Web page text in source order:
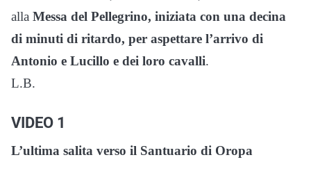
alla Messa del Pellegrino, iniziata con una decina
di minuti di ritardo, per aspettare l’arrivo di
Antonio e Lucillo e dei loro cavalli.
L.B.
VIDEO 1
L’ultima salita verso il Santuario di Oropa